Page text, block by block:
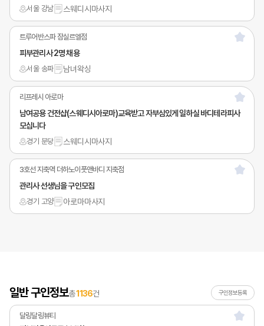
서울 강남 스웨디시마사지
트루어반스파 잠실르엘점
피부관리사 2명 채용
서울 송파 남녀왁싱
리프레시 아로마
남여공용 건전샵(스웨디시아로마)교육받고 자부심있게 일하실 바디테라피사
모십니다
경기 분당 스웨디시마사지
3호선 지축역 더하노이풋앤바디 지축점
관리사 선생님을 구인모집
경기 고양 아로마마사지
일반 구인정보총1136건 구인정보등록
달링달링뷰티